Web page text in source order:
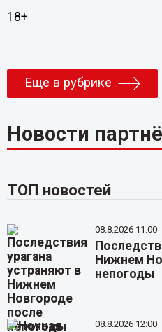
18+
Еще в рубрике
Новости
ТОП новостей
08.8.2026 11:00
Нижнем
непогоды
08.8.2026 12:00